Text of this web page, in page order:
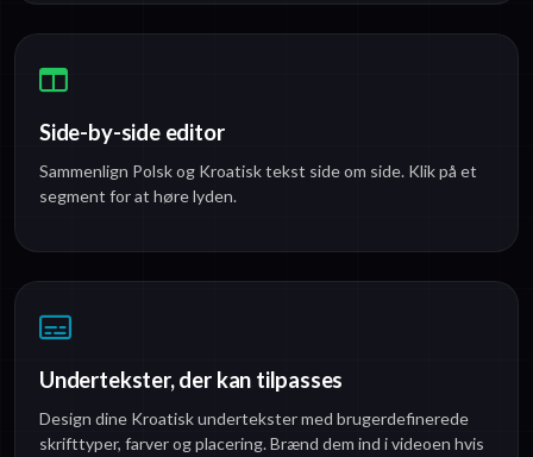
Side-by-side editor
Sammenlign Polsk og Kroatisk tekst side om side. Klik på et
segment for at høre lyden.
Undertekster, der kan tilpasses
Design dine Kroatisk undertekster med brugerdefinerede
skrifttyper, farver og placering. Brænd dem ind i videoen hvis